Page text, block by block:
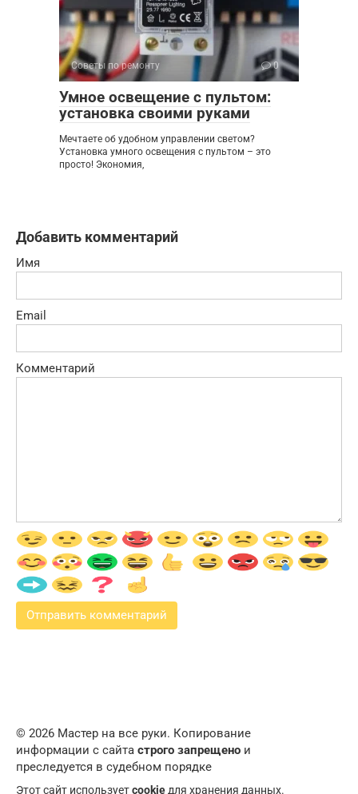
Советы по ремонту 0
Умное освещение с пультом:
установка своими руками
Мечтаете об удобном управлении светом?
Установка умного освещения с пультом – это
просто! Экономия,
Добавить комментарий
Имя
Email
Комментарий
© 2026 Мастер на все руки. Копирование
информации с сайта строго запрещено и
преследуется в судебном порядке
Этот сайт используетcookieдля хранения данных.